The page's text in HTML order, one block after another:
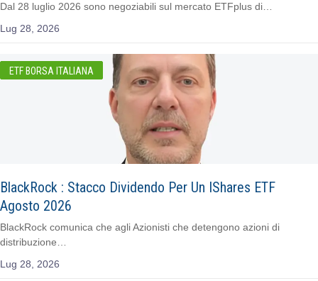
Dal 28 luglio 2026 sono negoziabili sul mercato ETFplus di…
Lug 28, 2026
ETF BORSA ITALIANA
BlackRock : Stacco Dividendo Per Un IShares ETF
Agosto 2026
BlackRock comunica che agli Azionisti che detengono azioni di
distribuzione…
Lug 28, 2026